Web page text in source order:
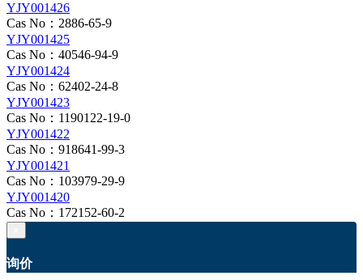
YJY001426
Cas No：2886-65-9
YJY001425
Cas No：40546-94-9
YJY001424
Cas No：62402-24-8
YJY001423
Cas No：1190122-19-0
YJY001422
Cas No：918641-99-3
YJY001421
Cas No：103979-29-9
YJY001420
Cas No：172152-60-2
询价